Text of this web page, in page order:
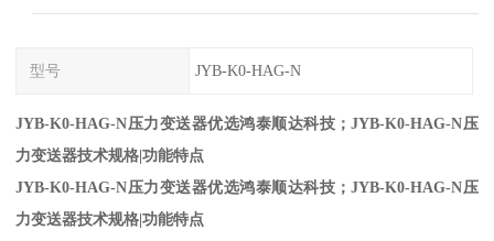
型号 JYB-K0-HAG-N
JYB-K0-HAG-N压力变送器优选鸿泰顺达科技；JYB-K0-HAG-N压
力变送器技术规格|功能特点
JYB-K0-HAG-N压力变送器优选鸿泰顺达科技；JYB-K0-HAG-N压
力变送器技术规格|功能特点